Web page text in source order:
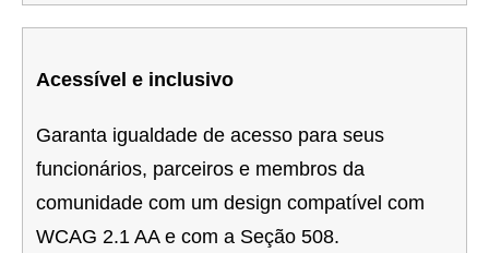
Acessível e inclusivo
Garanta igualdade de acesso para seus
funcionários, parceiros e membros da
comunidade com um design compatível com
WCAG 2.1 AA e com a Seção 508.